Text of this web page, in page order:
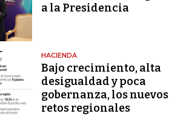
a la Presidencia
HACIENDA
Bajo crecimiento, alta
desigualdad y poca
gobernanza, los nuevos
retos regionales